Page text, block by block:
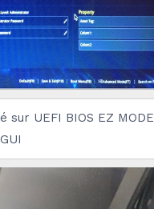
sur UEFI BIOS EZ MODE
GUI